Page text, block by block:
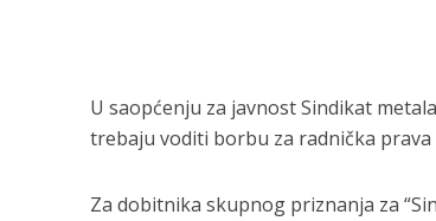
U saopćenju za javnost Sindikat
trebaju voditi borbu za radnička
Za dobitnika skupnog priznanja za